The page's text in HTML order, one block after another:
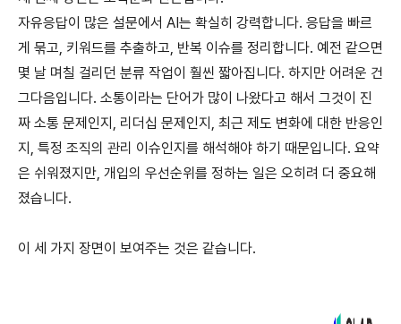
자유응답이 많은 설문에서 AI는 확실히 강력합니다. 응답을 빠르
게 묶고, 키워드를 추출하고, 반복 이슈를 정리합니다. 예전 같으면
몇 날 며칠 걸리던 분류 작업이 훨씬 짧아집니다. 하지만 어려운 건
그다음입니다. 소통이라는 단어가 많이 나왔다고 해서 그것이 진
짜 소통 문제인지, 리더십 문제인지, 최근 제도 변화에 대한 반응인
지, 특정 조직의 관리 이슈인지를 해석해야 하기 때문입니다. 요약
은 쉬워졌지만, 개입의 우선순위를 정하는 일은 오히려 더 중요해
졌습니다.
이 세 가지 장면이 보여주는 것은 같습니다.